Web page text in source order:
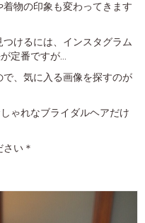
物の印象も変わってきます
けるには、インスタグラム
定番ですが…
、気に入る画像を探すのが
ゃれなブライダルヘアだけ
い＊